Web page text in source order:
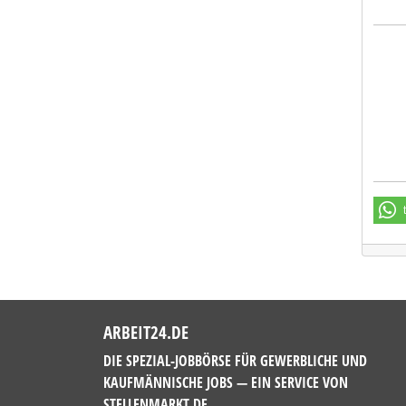
ARBEIT24.DE
DIE SPEZIAL-JOBBÖRSE FÜR GEWERBLICHE UND
KAUFMÄNNISCHE JOBS — EIN SERVICE VON